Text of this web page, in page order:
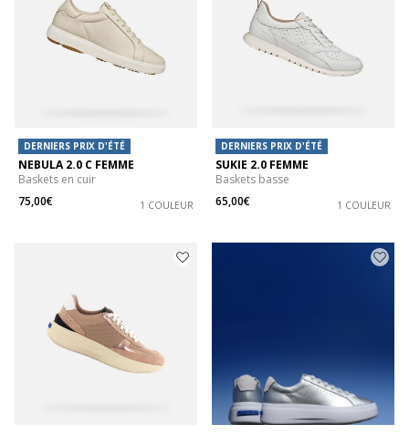
DERNIERS PRIX D'ÉTÉ
NEBULA 2.0 C FEMME
Baskets en cuir
75,00€
1 COULEUR
DERNIERS PRIX D'ÉTÉ
SUKIE 2.0 FEMME
Baskets basse
65,00€
1 COULEUR